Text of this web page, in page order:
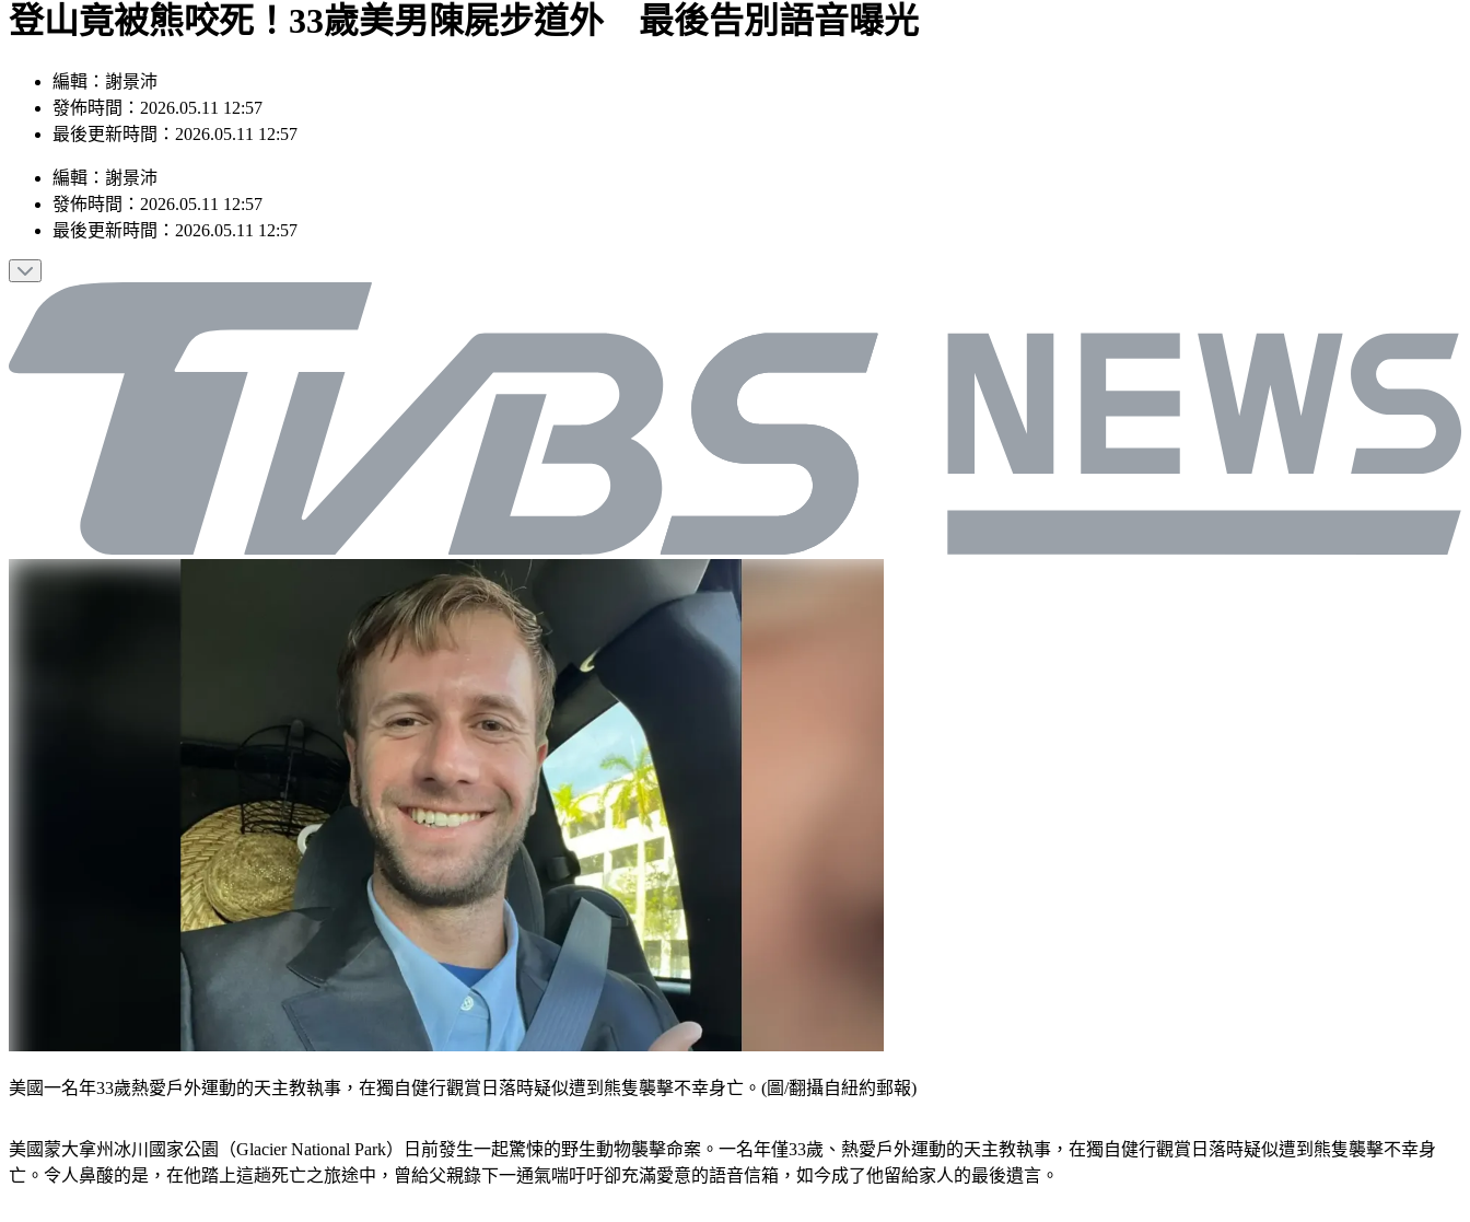
登山竟被熊咬死！33歲美男陳屍步道外 最後告別語音曝光
編輯：謝景沛
發佈時間：2026.05.11 12:57
最後更新時間：2026.05.11 12:57
編輯 ： 謝景沛
發佈時間： 2026.05.11 12:57
最後更新時間： 2026.05.11 12:57
美國一名年33歲熱愛戶外運動的天主教執事，在獨自健行觀賞日落時疑似遭到熊隻襲擊不幸身亡。(圖/翻攝自紐約郵報)
美國蒙大拿州冰川國家公園（Glacier National Park）日前發生一起驚悚的野生動物襲擊命案。一名年僅33歲、熱愛戶外運動的天主教執事，在獨自健行觀賞日落時疑似遭到熊隻襲擊不幸身
亡。令人鼻酸的是，在他踏上這趟死亡之旅途中，曾給父親錄下一通氣喘吁吁卻充滿愛意的語音信箱，如今成了他留給家人的最後遺言。